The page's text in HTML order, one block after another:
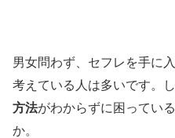
男女問わず、セフレを手に
考えている人は多いです。
方法がわからずに困ってい
か。